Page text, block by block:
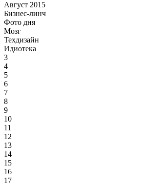
Август 2015
Бизнес-линч
Фото дня
Мозг
Техдизайн
Идиотека
3
4
5
6
7
8
9
10
11
12
13
14
15
16
17